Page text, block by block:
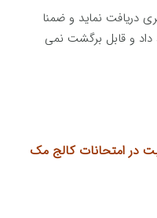
دریافت نماید و ضمنا
داد و قابل برگشت نمی
در امتحانات کالج مک